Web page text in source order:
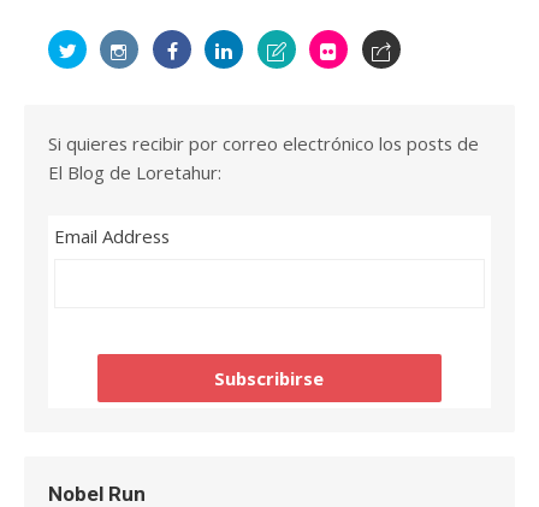
Si quieres recibir por correo electrónico los posts de
El Blog de Loretahur:
Email Address
Nobel Run